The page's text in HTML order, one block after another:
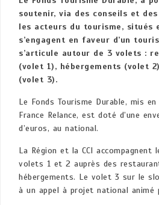
soutenir, via des conseils et
les acteurs du tourisme, situés
s’engagent en faveur d’un
s’articule autour de 3 volets :
(volet 1), hébergements (volet
(volet 3).
Le Fonds Tourisme Durable, mis
France Relance, est doté d’une
d’euros, au national.
La Région et la CCI accompagnent
volets 1 et 2 auprès des
hébergements. Le volet 3 sur le
à un appel à projet national animé